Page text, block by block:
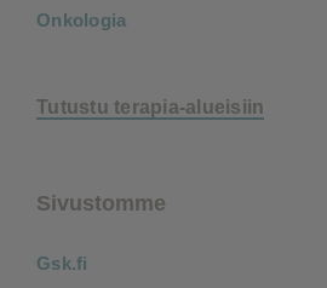
Onkologia
Tutustu terapia-alueisiin
Sivustomme
Gsk.fi